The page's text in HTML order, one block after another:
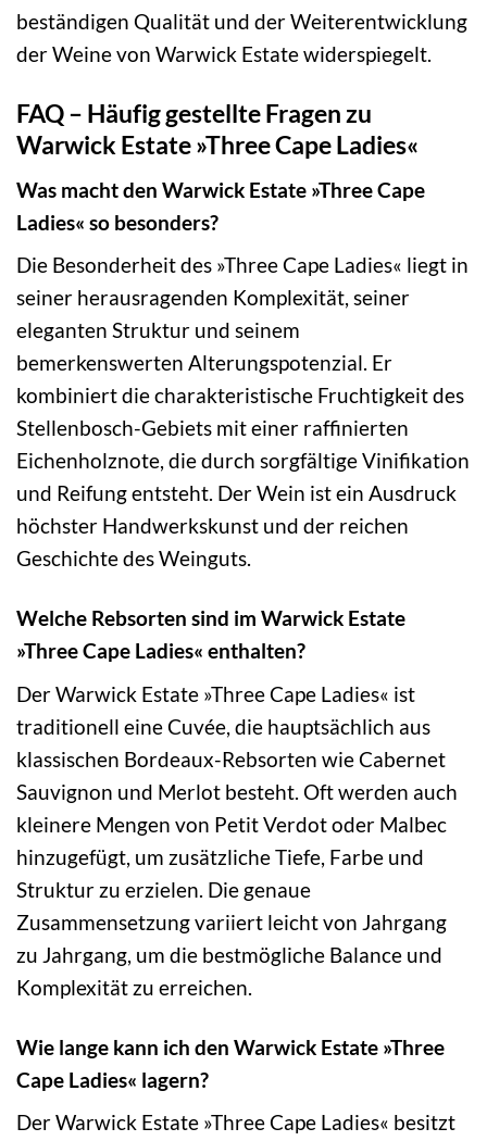
beständigen Qualität und der Weiterentwicklung
der Weine von Warwick Estate widerspiegelt.
FAQ – Häufig gestellte Fragen zu
Warwick Estate »Three Cape Ladies«
Was macht den Warwick Estate »Three Cape
Ladies« so besonders?
Die Besonderheit des »Three Cape Ladies« liegt in
seiner herausragenden Komplexität, seiner
eleganten Struktur und seinem
bemerkenswerten Alterungspotenzial. Er
kombiniert die charakteristische Fruchtigkeit des
Stellenbosch-Gebiets mit einer raffinierten
Eichenholznote, die durch sorgfältige Vinifikation
und Reifung entsteht. Der Wein ist ein Ausdruck
höchster Handwerkskunst und der reichen
Geschichte des Weinguts.
Welche Rebsorten sind im Warwick Estate
»Three Cape Ladies« enthalten?
Der Warwick Estate »Three Cape Ladies« ist
traditionell eine Cuvée, die hauptsächlich aus
klassischen Bordeaux-Rebsorten wie Cabernet
Sauvignon und Merlot besteht. Oft werden auch
kleinere Mengen von Petit Verdot oder Malbec
hinzugefügt, um zusätzliche Tiefe, Farbe und
Struktur zu erzielen. Die genaue
Zusammensetzung variiert leicht von Jahrgang
zu Jahrgang, um die bestmögliche Balance und
Komplexität zu erreichen.
Wie lange kann ich den Warwick Estate »Three
Cape Ladies« lagern?
Der Warwick Estate »Three Cape Ladies« besitzt